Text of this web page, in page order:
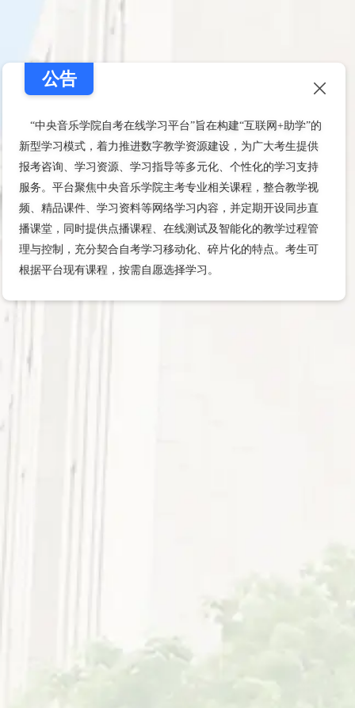
公告
“中央音乐学院自考在线学习平台”旨在构建“互联网+助学”的
新型学习模式，着力推进数字教学资源建设，为广大考生提供
报考咨询、学习资源、学习指导等多元化、个性化的学习支持
服务。平台聚焦中央音乐学院主考专业相关课程，整合教学视
频、精品课件、学习资料等网络学习内容，并定期开设同步直
播课堂，同时提供点播课程、在线测试及智能化的教学过程管
理与控制，充分契合自考学习移动化、碎片化的特点。考生可
根据平台现有课程，按需自愿选择学习。